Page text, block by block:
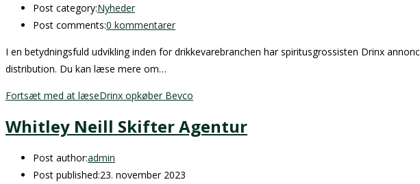
Post category:Nyheder
Post comments:0 kommentarer
I en betydningsfuld udvikling inden for drikkevarebranchen har spiritusgrossisten Drinx
distribution. Du kan læse mere om…
Fortsæt med at læseDrinx opkøber Bevco
Whitley Neill Skifter Agentur
Post author:admin
Post published:23. november 2023